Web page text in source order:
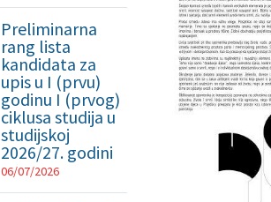
Preliminarna
rang lista
kandidata za
upis u I (prvu)
godinu I (prvog)
ciklusa studija u
studijskoj
2026/27. godini
06/07/2026